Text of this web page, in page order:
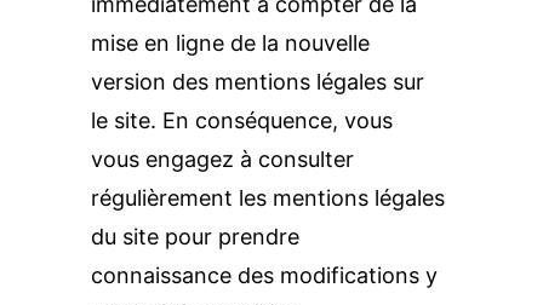
mise en ligne de la nouvelle
version des mentions légales sur
le site. En conséquence, vous
vous engagez à consulter
régulièrement les mentions légales
du site pour prendre
connaissance des modifications y